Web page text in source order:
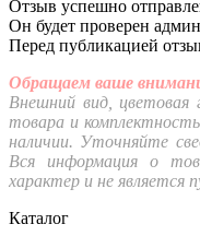
Отзыв успешно
Он будет проверен
Перед публикацией
Обращаем ваше
Внешний вид, цветовая
товара и
наличии. Уточняйте
Вся информация о
характер и не является
Каталог